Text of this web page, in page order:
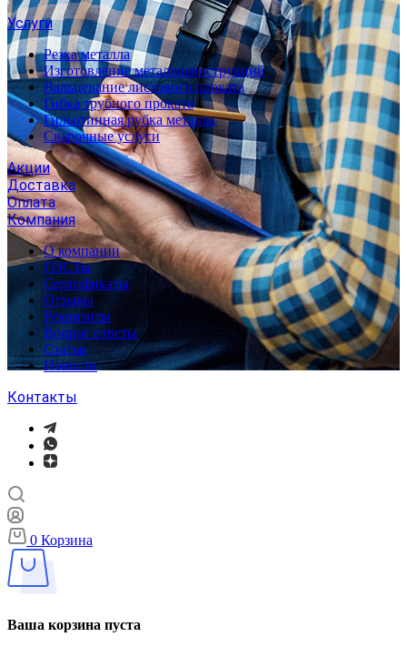
Услуги
Резка металла
Изготовление металлоконструкций
Вальцевание листового проката
Гибка трубного проката
Гильотинная рубка металла
Сварочные услуги
Акции
Доставка
Оплата
Компания
О компании
ГОСТы
Сертификаты
Отзывы
Реквизиты
Вопрос ответы
Статьи
Новости
Контакты
0 Корзина
Ваша корзина пуста